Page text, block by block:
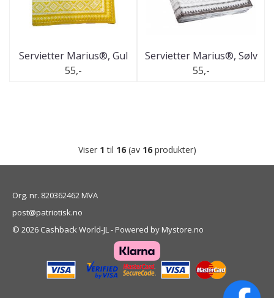
Servietter Marius®, Gul
55,-
Servietter Marius®, Sølv
55,-
Viser 1 til 16(av 16produkter)
Org. nr. 820362462 MVA
post@patriotisk.no
© 2026 Cashback World-JL - Powered byMystore.no